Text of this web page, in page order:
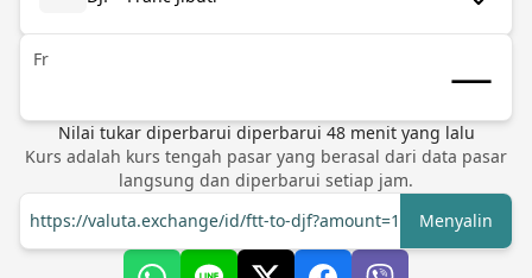
Fr
Nilai tukar diperbarui diperbarui 48menit yang lalu
Kurs adalah kurs tengah pasar yang berasal dari data pasar
langsung dan diperbarui setiap jam.
https://valuta.exchange/id/ftt-to-djf?amount=1
Menyalin